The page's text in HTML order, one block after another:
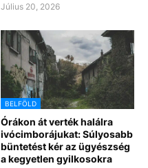
Július 20, 2026
BELFÖLD
Órákon át verték halálra
ivócimborájukat: Súlyosabb
büntetést kér az ügyészség
a kegyetlen gyilkosokra